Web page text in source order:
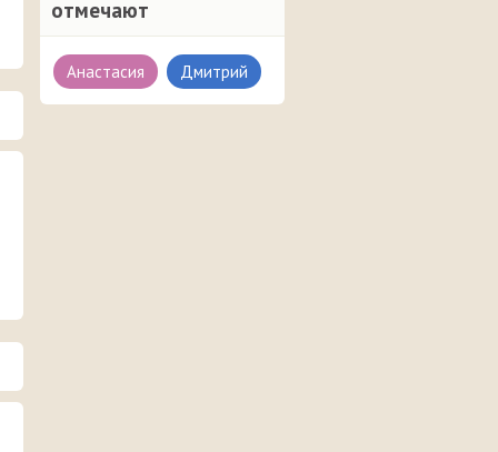
отмечают
Анастасия Дмитрий